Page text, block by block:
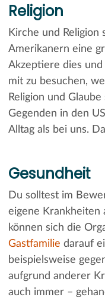
Religion
Kirche und Religion
Amerikanern eine
Akzeptiere dies
mit zu besuchen,
Religion und
Gegenden in den
Alltag als bei uns.
Gesundheit
Du solltest im
eigene Krankheiten
können sich die
Gastfamilie darauf
beispielsweise
aufgrund anderer
auch immer –